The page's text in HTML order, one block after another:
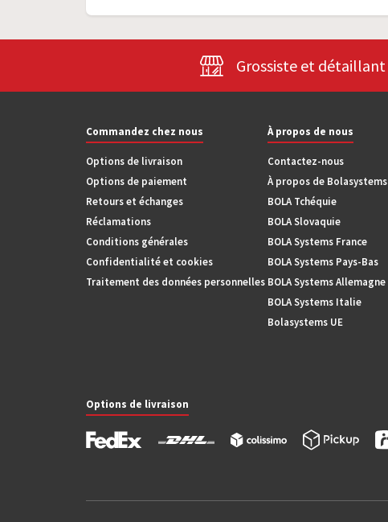
Grossiste et détaillant
Commandez chez nous
Options de livraison
Options de paiement
Retours et échanges
Réclamations
Conditions générales
Confidentialité et cookies
Traitement des données personnelles
À propos de nous
Contactez-nous
À propos de Bolasystems
BOLA Tchéquie
BOLA Slovaquie
BOLA Systems France
BOLA Systems Pays-Bas
BOLA Systems Allemagne
BOLA Systems Italie
Bolasystems UE
Options de livraison